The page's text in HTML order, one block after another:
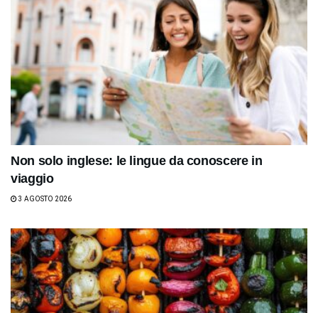
Non solo inglese: le lingue da conoscere in
viaggio
3 AGOSTO 2026